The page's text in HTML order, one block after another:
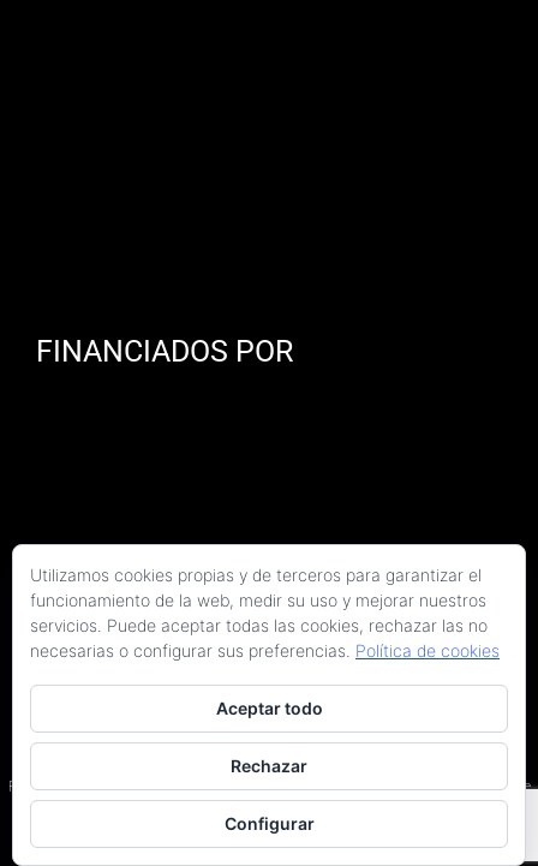
FINANCIADOS POR
Copyright 2026 Kaitek Servicios Tecnicos para la Construcción S.L.P. | Todos los
derechos reservados
Programa Kit Digital cofinanciado por los fondos Next Generation (EU) del Plan de
Recuperación, Transformación y Resiliencia.
Política de privacidad
Utilizamos cookies propias y de terceros para garantizar el
funcionamiento de la web, medir su uso y mejorar nuestros
servicios. Puede aceptar todas las cookies, rechazar las no
necesarias o configurar sus preferencias. Política de cookies
Aceptar todo
Rechazar
Configurar